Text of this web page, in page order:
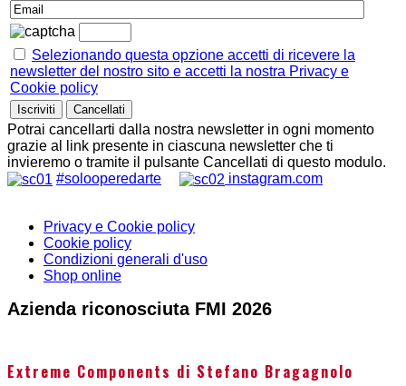
Selezionando questa opzione accetti di ricevere la
newsletter del nostro sito e accetti la nostra Privacy e
Cookie policy
Potrai cancellarti dalla nostra newsletter in ogni momento
grazie al link presente in ciascuna newsletter che ti
invieremo o tramite il pulsante Cancellati di questo modulo.
#solooperedarte
instagram.com
Privacy e Cookie policy
Cookie policy
Condizioni generali d'uso
Shop online
Azienda riconosciuta FMI 2026
Extreme Components di Stefano Bragagnolo